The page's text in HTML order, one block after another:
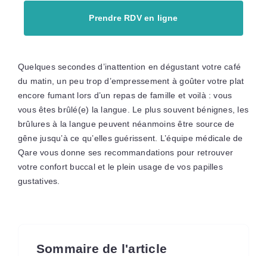
Prendre RDV en ligne
Quelques secondes d’inattention en dégustant votre café
du matin, un peu trop d’empressement à goûter votre plat
encore fumant lors d’un repas de famille et voilà : vous
vous êtes brûlé(e) la langue. Le plus souvent bénignes, les
brûlures à la langue peuvent néanmoins être source de
gêne jusqu’à ce qu’elles guérissent. L’équipe médicale de
Qare vous donne ses recommandations pour retrouver
votre confort buccal et le plein usage de vos papilles
gustatives.
Sommaire de l'article